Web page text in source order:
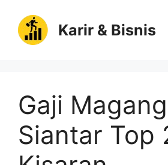
Karir & Bisnis
Gaji
Siantar Top